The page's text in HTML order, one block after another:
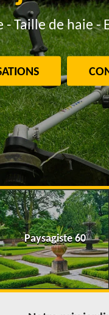
- Taille de haie
Paysagiste 60